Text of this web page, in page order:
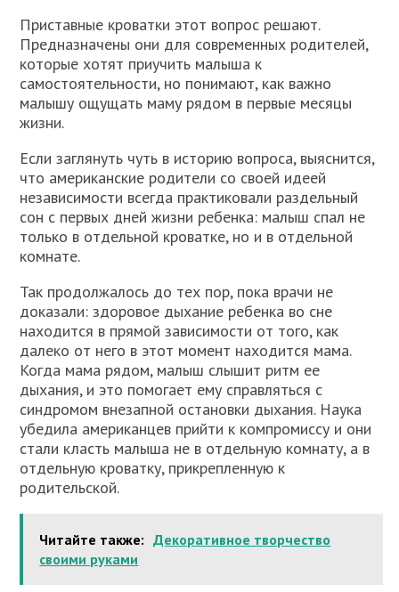
Приставные кроватки этот вопрос решают.
Предназначены они для современных родителей,
которые хотят приучить малыша к
самостоятельности, но понимают, как важно
малышу ощущать маму рядом в первые месяцы
жизни.
Если заглянуть чуть в историю вопроса, выяснится,
что американские родители со своей идеей
независимости всегда практиковали раздельный
сон с первых дней жизни ребенка: малыш спал не
только в отдельной кроватке, но и в отдельной
комнате.
Так продолжалось до тех пор, пока врачи не
доказали: здоровое дыхание ребенка во сне
находится в прямой зависимости от того, как
далеко от него в этот момент находится мама.
Когда мама рядом, малыш слышит ритм ее
дыхания, и это помогает ему справляться с
синдромом внезапной остановки дыхания. Наука
убедила американцев прийти к компромиссу и они
стали класть малыша не в отдельную комнату, а в
отдельную кроватку, прикрепленную к
родительской.
Читайте также: Декоративное творчество
своими руками